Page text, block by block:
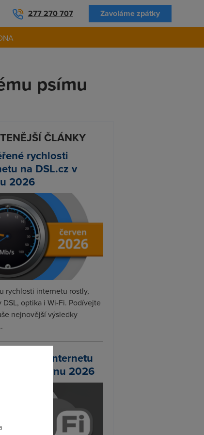
277 270 707 Zavoláme zpátky
psímu
ČLÁNKY
rychlosti
na DSL.cz v
2026
rychlosti internetu rostly,
DSL, optika i Wi-Fi. Podívejte
nejnovější výsledky
Wi-Fi internetu
v červnu 2026